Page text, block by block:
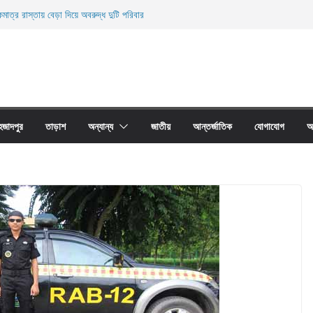
রাস্তায় বেড়া দিয়ে অবরুদ্ধ দুটি পরিবার
তাড়াশ অন্যান্য জাতীয় আন্তর্জাতিক যোগাযোগ